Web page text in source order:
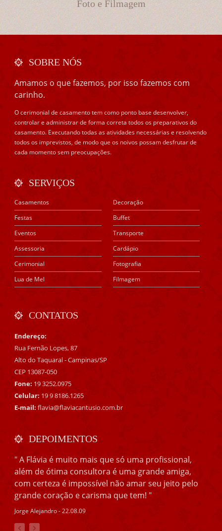
Foto e Filmagem
SOBRE NÓS
Amamos o que fazemos, por isso fazemos com
carinho.
O cerimonial de casamento tem como ponto base desenvolver,
controlar e administrar de forma correta todos os preparativos do
casamento. Executando todas as atividades necessárias e resolvendo
todos os imprevistos, de modo que os noivos possam desfrutar de
cada momento sem preocupações.
SERVIÇOS
Casamentos
Festas
Eventos
Assessoria
Cerimonial
Lua de Mel
Decoração
Buffet
Transporte
Cardápio
Fotografia
Filmagem
CONTATOS
Endereço:
Rua Fernão Lopes, 87
Alto do Taquaral - Campinas/SP
CEP 13087-050
Fone: 19 3252.0975
Celular: 19 9 8186.1265
E-mail: flavia@flaviacantusio.com.br
DEPOIMENTOS
" A Flávia é muito mais que só uma profissional,
além de ótima consultora é uma grande amiga,
com certeza é impossível não amar seu jeito pelo
grande coração e carisma que tem! "
Jorge Alejandro - 22.08.09